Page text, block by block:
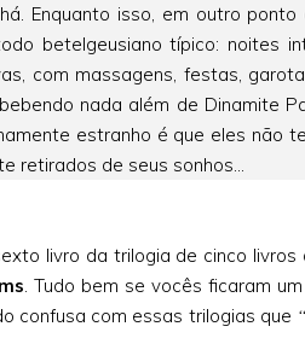
Enquanto isso, em outro ponto
betelgeusiano típico: noites
com massagens, festas,
nada além de Dinamite
estranho é que eles não
retirados de seus sonhos...
livro da trilogia de cinco livros
. Tudo bem se vocês ficaram
confusa com essas trilogias que